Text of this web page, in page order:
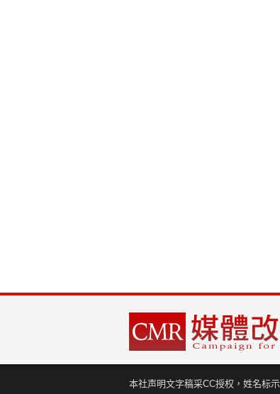
本社声明文字稿采CC授权，姓名标